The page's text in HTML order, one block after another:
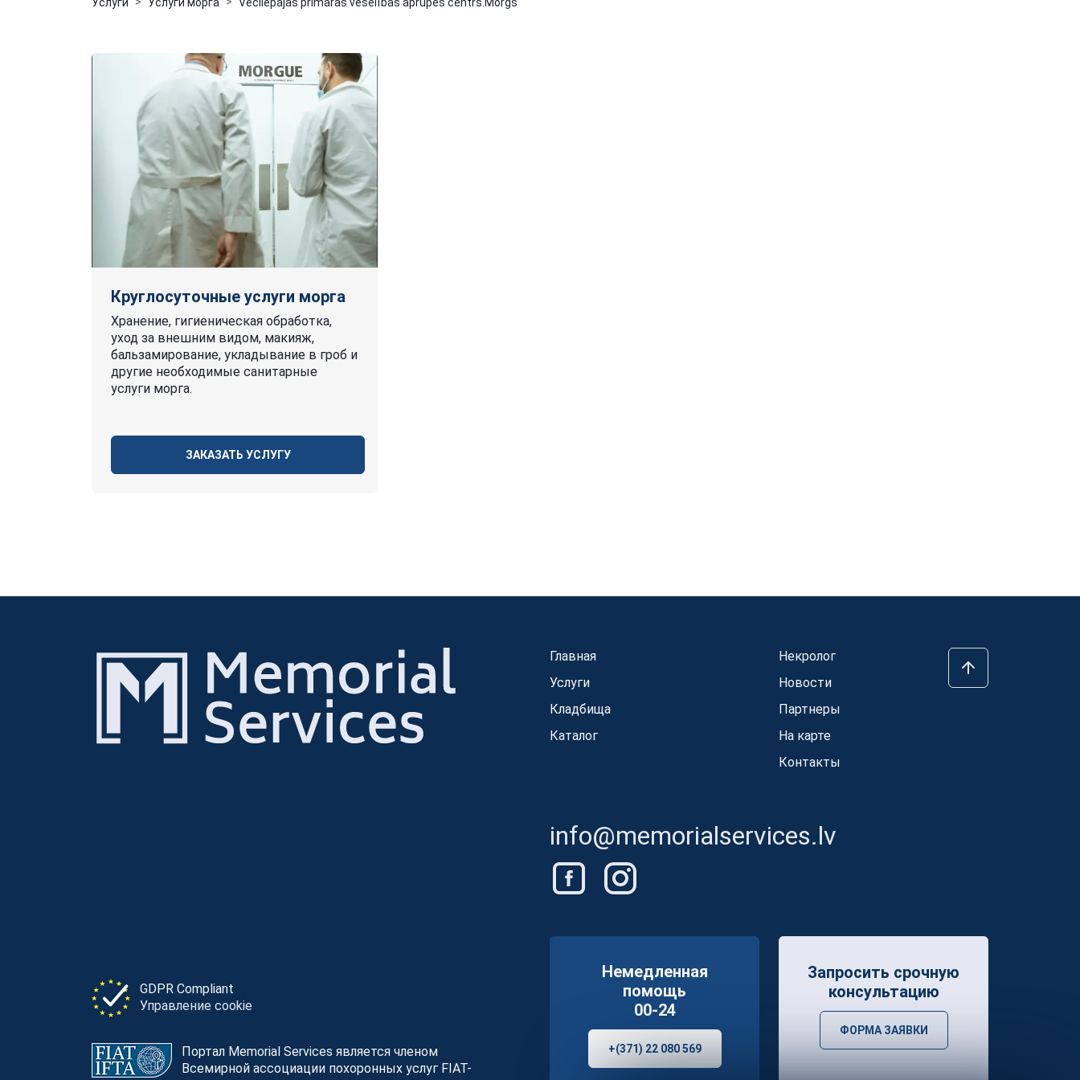
Круглосуточные услуги морга
Хранение, гигиеническая обработка,
уход за внешним видом, макияж,
бальзамирование, укладывание в гроб и
другие необходимые санитарные
услуги морга.
ЗАКАЗАТЬ УСЛУГУ
Главная
Услуги
Кладбища
Каталог
Некролог
Новости
Партнеры
На карте
Контакты
info@memorialservices.lv
GDPR Compliant
Управление cookie
Портал Memorial Services является членом
Всемирной ассоциации похоронных услуг FIAT-
Немедленная
помощь
00-24
+(371) 22 080 569
Запросить срочную
консультацию
ФОРМА ЗАЯВКИ